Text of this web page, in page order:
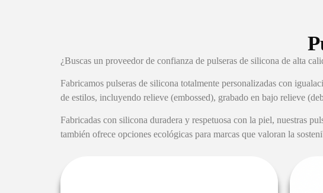
¿Buscas un proveedor de confianza de pulseras de silicona de alta
Fabricamos pulseras de silicona totalmente personalizadas con
de estilos, incluyendo relieve (embossed), grabado en bajo relieve
Fabricadas con silicona duradera y respetuosa con la piel, nuestras
también ofrece opciones ecológicas para marcas que valoran la